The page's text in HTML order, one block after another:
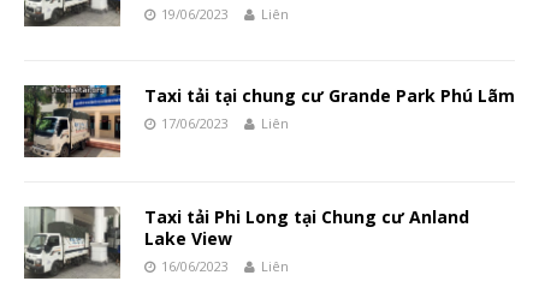
19/06/2023 Liên
Taxi tải tại chung cư Grande Park Phú Lãm
17/06/2023 Liên
Taxi tải Phi Long tại Chung cư Anland
Lake View
16/06/2023 Liên